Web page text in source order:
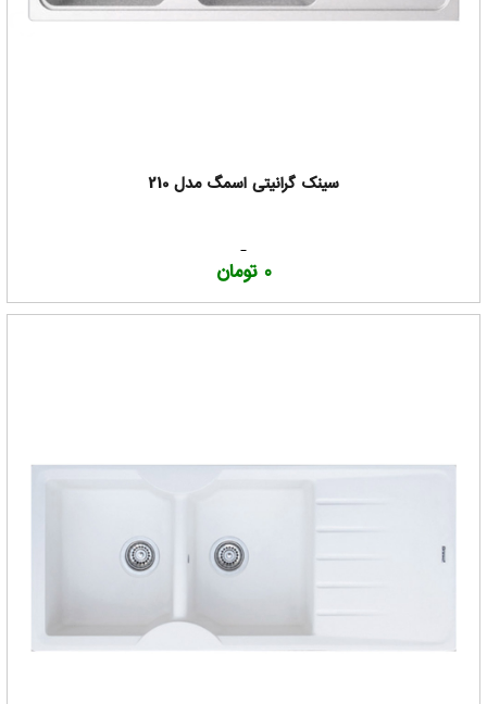
سینک گرانیتی اسمگ مدل 210
0 تومان